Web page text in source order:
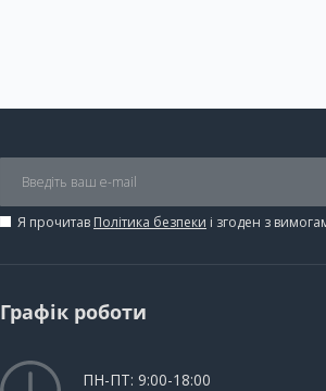
Я прочитав Політика безпеки і згоден з
Графік роботи
ПН-ПТ: 9:00-18:00